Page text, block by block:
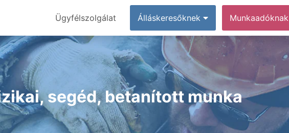
Ügyfélszolgálat Álláskeresőknek Munkaadóknak
segéd, betanított munka